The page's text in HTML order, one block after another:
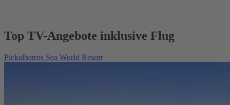
Top TV-Angebote inklusive Flug
Pickalbatros Sea World Resort